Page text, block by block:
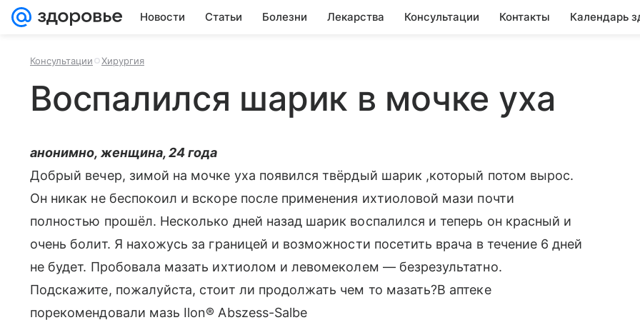
Новости Статьи Болезни Лекарства Консультации Контакты Календарь
Консультации Хирургия
Воспалился шарик в мочке уха
анонимно, женщина, 24 года
Добрый вечер, зимой на мочке уха появился твёрдый шарик ,который потом вырос.
Он никак не беспокоил и вскоре после применения ихтиоловой мази почти
полностью прошёл. Несколько дней назад шарик воспалился и теперь он красный и
очень болит. Я нахожусь за границей и возможности посетить врача в течение 6 дней
не будет. Пробовала мазать ихтиолом и левомеколем — безрезультатно.
Подскажите, пожалуйста, стоит ли продолжать чем то мазать?В аптеке
порекомендовали мазь Ilon® Abszess-Salbe